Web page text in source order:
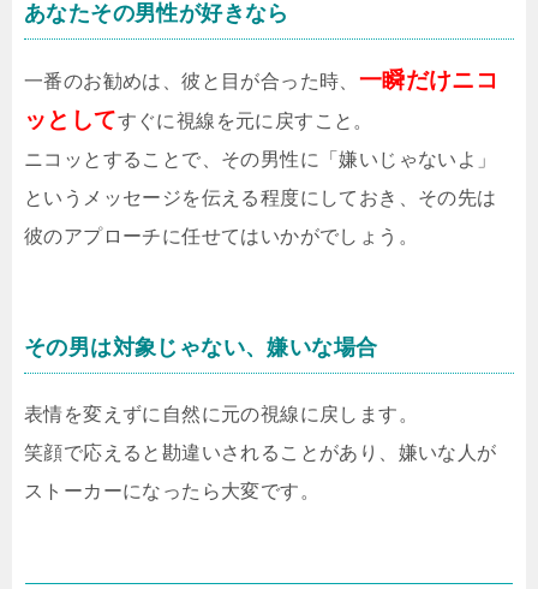
あなたその男性が好きなら
一番のお勧めは、彼と目が合った時、 一瞬だけニコ
ッとしてすぐに視線を元に戻すこと。
ニコッとすることで、その男性に「嫌いじゃないよ」
というメッセージを伝える程度にしておき、その先は
彼のアプローチに任せてはいかがでしょう。
その男は対象じゃない、嫌いな場合
表情を変えずに自然に元の視線に戻します。
笑顔で応えると勘違いされることがあり、嫌いな人が
ストーカーになったら大変です。